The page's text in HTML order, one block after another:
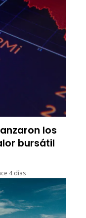
los
bursátil
4 días